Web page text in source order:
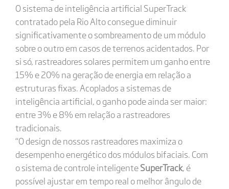
O sistema de inteligência artificial SuperTrack
contratado pela Rio Alto consegue diminuir
significativamente o sombreamento de um módulo
sobre o outro em casos de terrenos acidentados. Por
si só, rastreadores solares permitem um ganho entre
15% e 20% na geração de energia em relação a
estruturas fixas. Acoplados a sistemas de
inteligência artificial, o ganho pode ainda ser maior:
entre 3% e 8% em relação a rastreadores
tradicionais.
“O design de nossos rastreadores maximiza o
desempenho energético dos módulos bifaciais. Com
o sistema de controle inteligenteSuperTrack, é
possível ajustar em tempo real o melhor ângulo de